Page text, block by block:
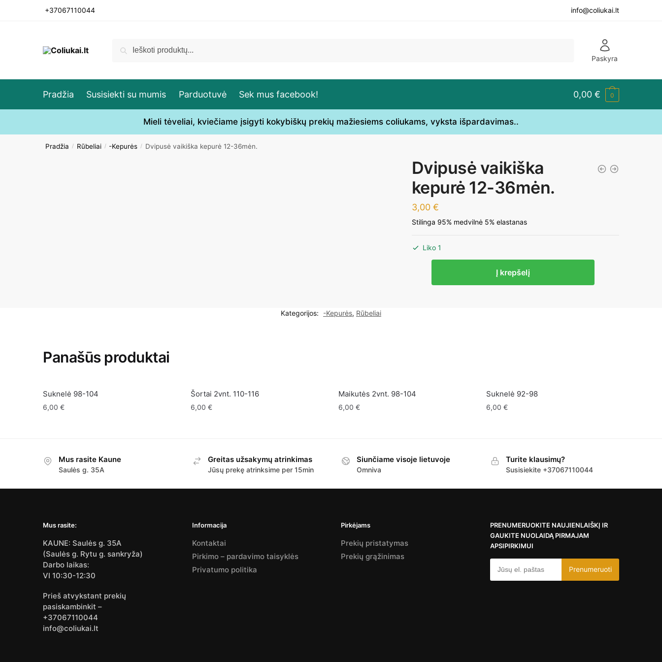
+37067110044 info@coliukai.lt
Ieškoti:
Ieškoti
Paskyra
Pradžia Susisiekti su mumis Parduotuvė Sek mus facebook! 0,00 € 0
Mieli tėveliai, kviečiame įsigyti kokybiškų prekių mažiesiems coliukams, vyksta išpardavimas..
Pradžia / Rūbeliai / -Kepurės / Dvipusė vaikiška kepurė 12-36mėn.
Dvipusė vaikiška
kepurė 12-36mėn.
3,00 €
Stilinga 95% medvilnė 5% elastanas
Liko 1
Į krepšelį
Kategorijos: -Kepurės, Rūbeliai
Panašūs produktai
Suknelė 98-104
6,00€
Šortai 2vnt. 110-116
6,00 €
Maikutės 2vnt. 98-104
6,00 €
Suknelė 92-98
6,00 €
Mus rasite Kaune
Saulės g. 35A
Greitas užsakymų atrinkimas
Jūsų prekę atrinksime per 15min
Siunčiame visoje lietuvoje
Omniva
Turite klausimų?
Susisiekite +37067110044
Mus rasite:
KAUNE: Saulės g. 35A
(Saulės g. Rytu g. sankryža)
Darbo laikas:
VI 10:30-12:30
Prieš atvykstant prekių
pasiskambinkit –
+37067110044
info@coliukai.lt
Informacija
Kontaktai
Pirkimo – pardavimo taisyklės
Privatumo politika
Pirkėjams
Prekių pristatymas
Prekių grąžinimas
PRENUMERUOKITE NAUJIENLAIŠKĮ IR
GAUKITE NUOLAIDĄ PIRMAJAM
APSIPIRKIMUI